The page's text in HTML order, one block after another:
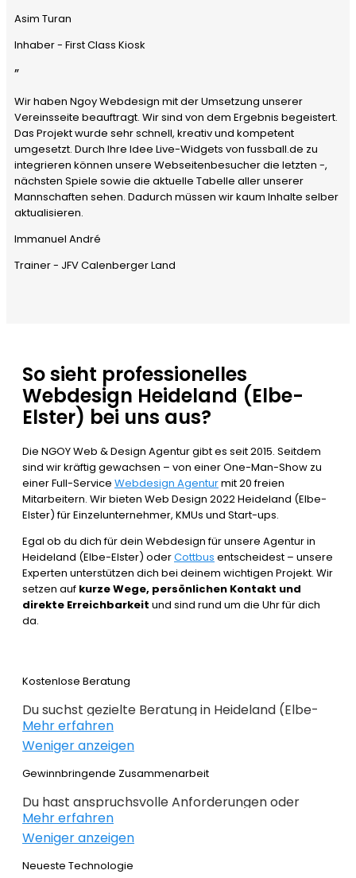
Asim Turan
Inhaber - First Class Kiosk
”
Wir haben Ngoy Webdesign mit der Umsetzung unserer
Vereinsseite beauftragt. Wir sind von dem Ergebnis begeistert.
Das Projekt wurde sehr schnell, kreativ und kompetent
umgesetzt. Durch Ihre Idee Live-Widgets von fussball.de zu
integrieren können unsere Webseitenbesucher die letzten -,
nächsten Spiele sowie die aktuelle Tabelle aller unserer
Mannschaften sehen. Dadurch müssen wir kaum Inhalte selber
aktualisieren.
Immanuel André
Trainer - JFV Calenberger Land
So sieht professionelles
Webdesign Heideland (Elbe-
Elster) bei uns aus?
Die NGOY Web & Design Agentur gibt es seit 2015. Seitdem
sind wir kräftig gewachsen – von einer One-Man-Show zu
einer Full-Service Webdesign Agenturmit 20 freien
Mitarbeitern. Wir bieten Web Design 2022 Heideland (Elbe-
Elster) für Einzelunternehmer, KMUs und Start-ups.
Egal ob du dich für dein Webdesign für unsere Agentur in
Heideland (Elbe-Elster) oderCottbus entscheidest – unsere
Experten unterstützen dich bei deinem wichtigen Projekt. Wir
setzen auf kurze Wege, persönlichen Kontakt und
direkte Erreichbarkeit und sind rund um die Uhr für dich
da.
Kostenlose Beratung
Du suchst gezielte Beratung in Heideland (Elbe-
Elster) um erfolgreich im Webdesign 2022 zu sein.
Wir beraten dich kostenlos und individuell zu
Webdesign, E-Commerce,
was mit Internet zu tun hat. Du weißt noch nicht
genau wo du bei deiner Online Präsenz anfangen
sollst oder wie es weitergeht, dann bist du genau
bei derrichtigen Agentur
Mehr erfahren
Weniger anzeigen
Gewinnbringende Zusammenarbeit
Du hast anspruchsvolle Anforderungen oder
Ideen und du hast genaue Ziele definiert, die du
erreichen willst? Gemeinsam mit dir planen,
konzipieren und realieren wir dein Projekt. Beim
Mehr erfahren
Weniger anzeigen
Neueste Technologie